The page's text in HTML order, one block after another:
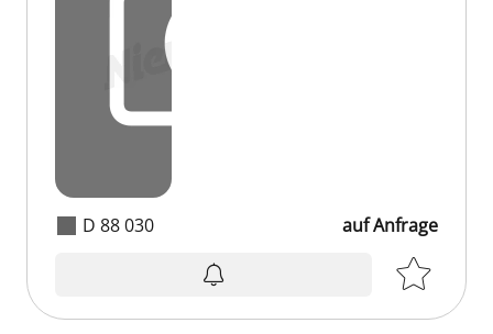
D 88 030 auf Anfrage